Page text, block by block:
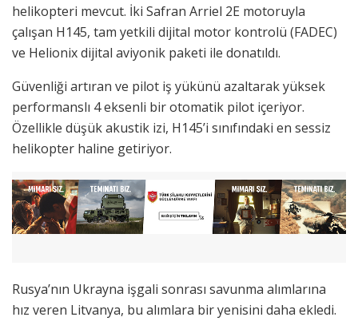
helikopteri mevcut. İki Safran Arriel 2E motoruyla
çalışan H145, tam yetkili dijital motor kontrolü (FADEC)
ve Helionix dijital aviyonik paketi ile donatıldı.
Güvenliği artıran ve pilot iş yükünü azaltarak yüksek
performanslı 4 eksenli bir otomatik pilot içeriyor.
Özellikle düşük akustik izi, H145’i sınıfındaki en sessiz
helikopter haline getiriyor.
Rusya’nın Ukrayna işgali sonrası savunma alımlarına
hız veren Litvanya, bu alımlara bir yenisini daha ekledi.